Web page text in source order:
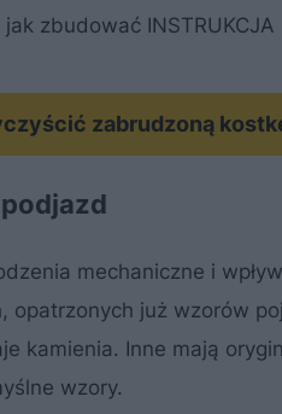
zbudować INSTRUKCJA
zabrudzoną
mechaniczne i
opatrzonych już wzorów
kamienia. Inne mają
wzory.